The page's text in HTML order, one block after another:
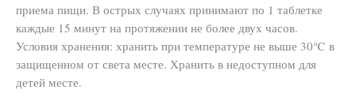
приема пищи. В острых случаях принимают по 1 таблетке
каждые 15 минут на протяжении не более двух часов.
Условия хранения: хранить при температуре не выше 30℃ в
защищенном от света месте. Хранить в недоступном для
детей месте.